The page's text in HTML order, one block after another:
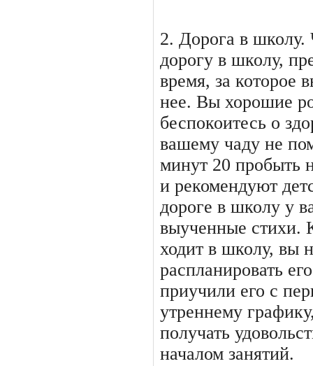
2. Дорога в школу.
дорогу в школу,
время, за которое
нее. Вы хорошие
беспокоитесь о
вашему чаду не
минут 20 пробыть
и рекомендуют
дороге в школу у
выученные стихи.
ходит в школу, вы
распланировать
приучили его с
утреннему
получать
началом занятий.